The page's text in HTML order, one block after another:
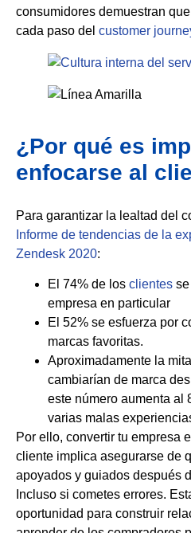
consumidores demuestran
cada paso del customer
¿Por qué es
enfocarse al
Para garantizar la lealtad del
Informe de tendencias de la
Zendesk 2020:
El 74% de los clientes
empresa en particular
El 52% se esfuerza por
marcas favoritas.
Aproximadamente la
cambiarían de marca
este número aumenta al
varias malas
Por ello, convertir tu empresa
cliente implica asegurarse de
apoyados y guiados después
Incluso si cometes errores.
oportunidad para construir